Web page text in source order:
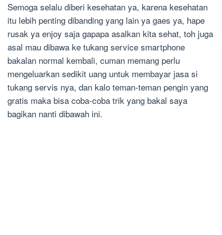
Semoga selalu diberi kesehatan ya, karena kesehatan
itu lebih penting dibanding yang lain ya gaes ya, hape
rusak ya enjoy saja gapapa asalkan kita sehat, toh juga
asal mau dibawa ke tukang service smartphone
bakalan normal kembali, cuman memang perlu
mengeluarkan sedikit uang untuk membayar jasa si
tukang servis nya, dan kalo teman-teman pengin yang
gratis maka bisa coba-coba trik yang bakal saya
bagikan nanti dibawah ini.